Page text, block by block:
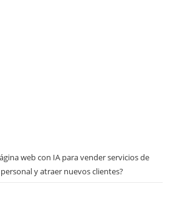
web con IA para vender servicios de
y atraer nuevos clientes?